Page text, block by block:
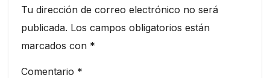
Tu dirección de correo electrónico no será
publicada. Los campos obligatorios están
marcados con *
Comentario *